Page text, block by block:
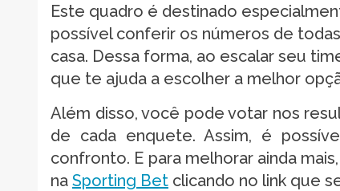
Este quadro é destinado
possível conferir os números de
casa. Dessa forma, ao escalar seu
que te ajuda a escolher a melhor
Além disso, você pode votar nos
de cada enquete. Assim, é
confronto. E para melhorar ainda
na Sporting Bet clicando no link que